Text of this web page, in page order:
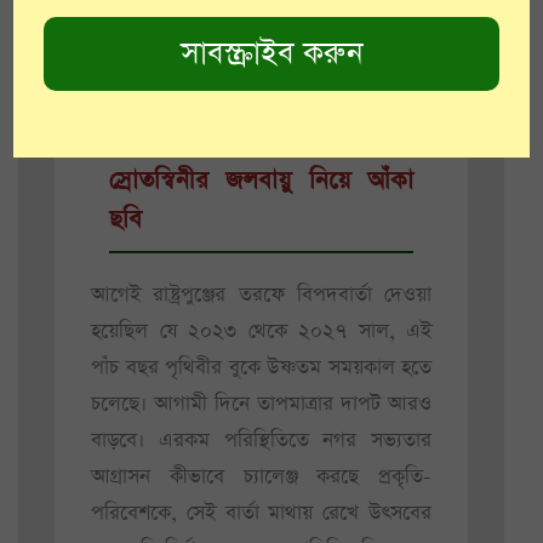
কলকাতাকে।
আরও পড়ুন:রাষ্ট্রসংঘে জায়গা
স্রোতস্বিনীর জলবায়ু নিয়ে আঁকা
ছবি
আগেই রাষ্ট্রপুঞ্জের তরফে বিপদবার্তা দেওয়া
হয়েছিল যে ২০২৩ থেকে ২০২৭ সাল, এই
পাঁচ বছর পৃথিবীর বুকে উষ্ণতম সময়কাল হতে
চলেছে। আগামী দিনে তাপমাত্রার দাপট আরও
বাড়বে। এরকম পরিস্থিতিতে নগর সভ্যতার
আগ্রাসন কীভাবে চ্যালেঞ্জ করছে প্রকৃতি-
পরিবেশকে, সেই বার্তা মাথায় রেখে উৎসবের